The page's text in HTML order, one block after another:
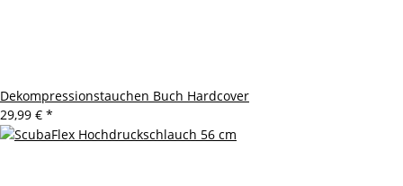
Dekompressionstauchen Buch Hardcover
29,99 € *